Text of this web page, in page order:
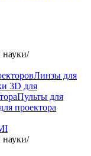
науки/
Линзы для
3D для
Пульты для
проектора
науки/